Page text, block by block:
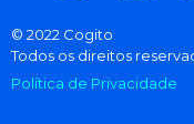
© 2022 Cogito
Todos os direitos
Política de Privacidade